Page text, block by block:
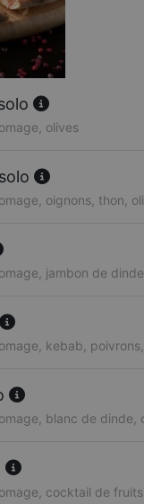
olives
oignons, thon,
jambon de
kebab,
blanc de dinde,
cocktail de